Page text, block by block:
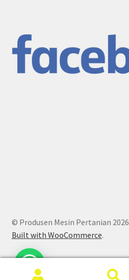
© Produsen Mesin Pertanian 2026
Built with WooCommerce.